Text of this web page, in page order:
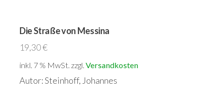
Die Straße von Messina
19,30€
inkl. 7 % MwSt. zzgl. Versandkosten
Autor: Steinhoff, Johannes